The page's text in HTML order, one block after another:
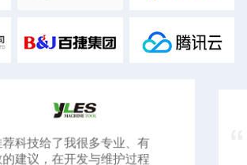
科技给了我很多专业、有
建议，在开发与维护过程